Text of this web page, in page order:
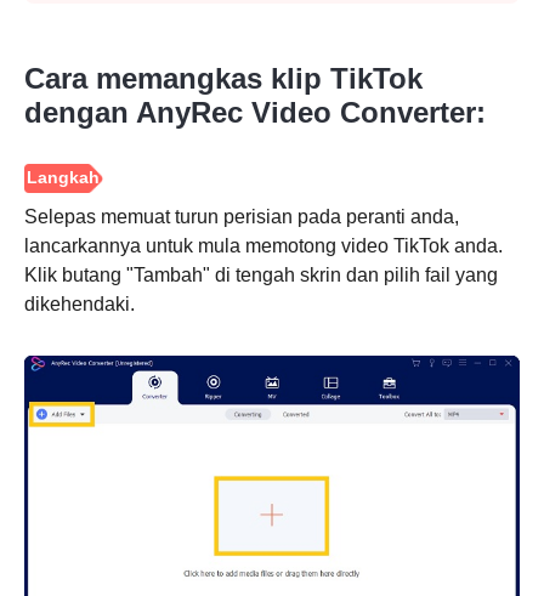
Cara memangkas klip TikTok
dengan AnyRec Video Converter:
Selepas memuat turun perisian pada peranti anda,
lancarkannya untuk mula memotong video TikTok anda.
Klik butang "Tambah" di tengah skrin dan pilih fail yang
dikehendaki.